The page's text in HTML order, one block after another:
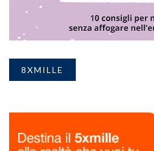
8XMILLE